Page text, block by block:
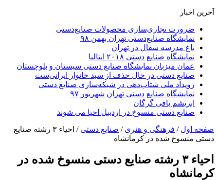
آخرین اخبار
ضرورت تجاری‌سازی محصولات صنایع‌دستی
نمایشگاه صنایع‌دستی تهران بهمن ۹۸
باغ مدرسه سفال در تهران
نمایشگاه صنایع دستی ۲۰۱۸ ایتالیا
عمان میزبان نمایشگاه صنایع دستی سیستان و بلوچستان
صنایع دستی در حال حذف از سبد خانوار ایرانی‌ست
رویداد ملی شتاب‌دهی در شبکه‌سازی صنایع دستی
نمایشگاه صنایع دستی تهران شهریور ۹۷
ابریشم بافی گرگان
صنایع دستی منسوخ در اردبیل احیا می شوند
صفحه اول / فرهنگی و هنری / صنایع دستی /
احیاء ۳ رشته صنایع
دستی منسوخ شده در کرمانشاه
احیاء ۳ رشته صنایع دستی منسوخ شده در
کرمانشاه